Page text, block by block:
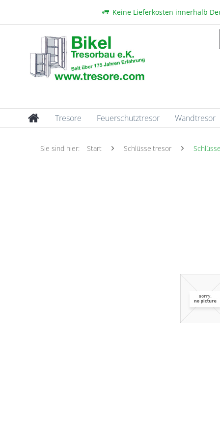
Keine Lieferkosten innerhalb
Tresore Feuerschutztresor Wandtresor
Sie sind hier: Start Schlüsseltresor